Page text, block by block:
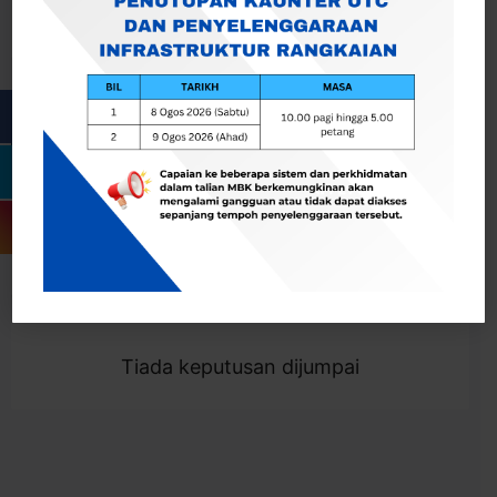
Togol Penapis
Showing 0 result
Tiada keputusan dijumpai